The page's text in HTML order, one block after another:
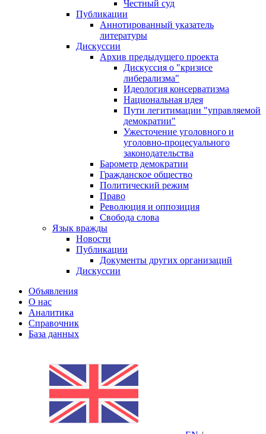
Честный суд
Публикации
Аннотированный указатель
литературы
Дискуссии
Архив предыдущего проекта
Дискуссия о "кризисе
либерализма"
Идеология консерватизма
Национальная идея
Пути легитимации "управляемой
демократии"
Ужесточение уголовного и
уголовно-процесуального
законодательства
Барометр демократии
Гражданское общество
Политический режим
Право
Революция и оппозиция
Свобода слова
Язык вражды
Новости
Публикации
Документы других организаций
Дискуссии
Объявления
О нас
Аналитика
Справочник
База данных